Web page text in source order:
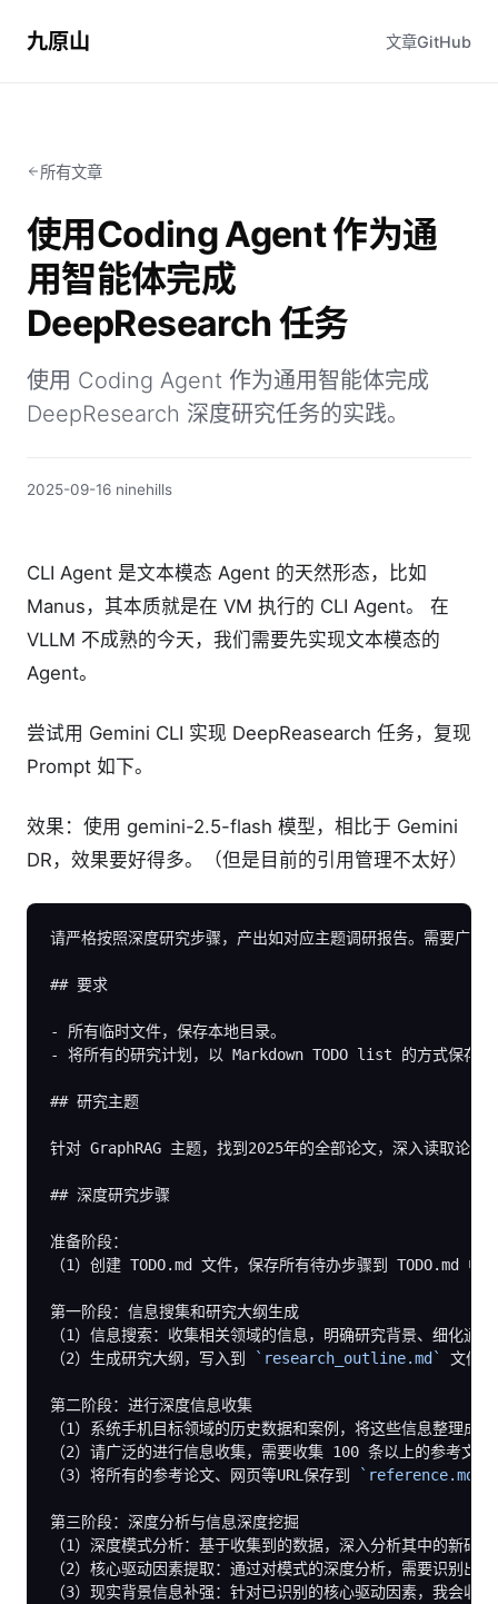
九原山 文章GitHub
所有文章
使用Coding Agent 作为通
用智能体完成
DeepResearch 任务
使用 Coding Agent 作为通用智能体完成
DeepResearch 深度研究任务的实践。
2025-09-16 ninehills
CLI Agent 是文本模态 Agent 的天然形态，比如
Manus，其本质就是在 VM 执行的 CLI Agent。 在
VLLM 不成熟的今天，我们需要先实现文本模态的
Agent。
尝试用 Gemini CLI 实现 DeepReasearch 任务，复现
Prompt 如下。
效果：使用 gemini-2.5-flash 模型，相比于 Gemini
DR，效果要好得多。（但是目前的引用管理不太好）
请严格按照深度研究步骤，产出如对应主题调研报告。需要广
## 要求
-
-
将所有的研究计划，以 Markdown TODO list 的方式保存在
## 研究主题
针对 GraphRAG 主题，找到2025年的全部论文，深入读取论文
## 深度研究步骤
准备阶段：
（1）创建 TODO.md 文件，保存所有待办步骤到 TODO.md 中
第一阶段：信息搜集和研究大纲生成
（1）信息搜索：收集相关领域的信息，明确研究背景、细化通
（2）生成研究大纲，写入到
`research_outline.md` 文件
第二阶段：进行深度信息收集
（1）系统手机目标领域的历史数据和案例，将这些信息整理
（2）请广泛的进行信息收集，需要收集 100 条以上的参考文献
（3）将所有的参考论文、网页等URL保存到
`reference.md`
第三阶段：深度分析与信息深度挖掘
（1）深度模式分析：基于收集到的数据，深入分析其中的新
（2）核心驱动因素提取：通过对模式的深度分析，需要识别
（3）现实背景信息补强：针对已识别的核心驱动因素，我会